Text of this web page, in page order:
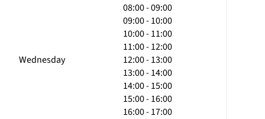
Wednesday
08:00 - 09:00
09:00 - 10:00
10:00 - 11:00
11:00 - 12:00
12:00 - 13:00
13:00 - 14:00
14:00 - 15:00
15:00 - 16:00
16:00 - 17:00